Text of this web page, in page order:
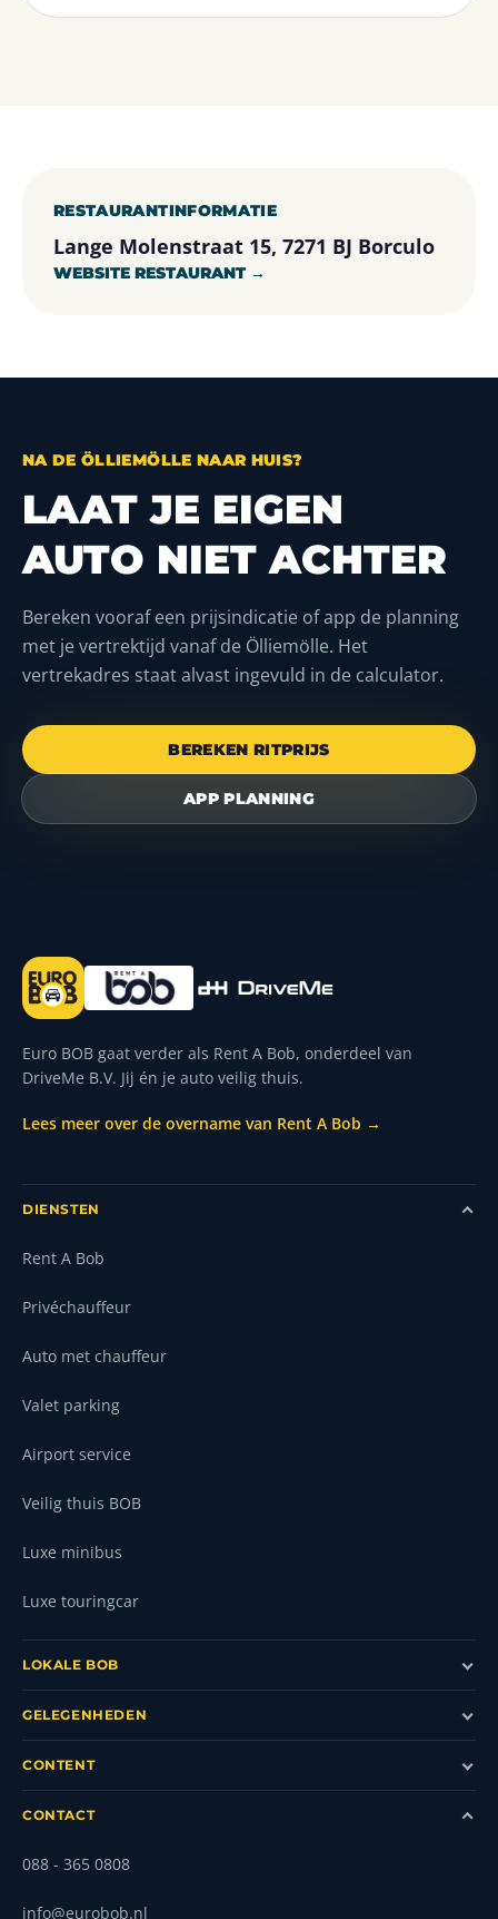
RESTAURANTINFORMATIE
Lange Molenstraat 15, 7271 BJ Borculo
WEBSITE RESTAURANT →
NA DE ÖLLIEMÖLLE NAAR HUIS?
LAAT JE EIGEN
AUTO NIET ACHTER
Bereken vooraf een prijsindicatie of app de planning
met je vertrektijd vanaf de Ölliemölle. Het
vertrekadres staat alvast ingevuld in de calculator.
BEREKEN RITPRIJS
APP PLANNING
Euro BOB gaat verder als Rent A Bob, onderdeel van
DriveMe B.V. Jij én je auto veilig thuis.
Lees meer over de overname van Rent A Bob →
DIENSTEN
Rent A Bob
Privéchauffeur
Auto met chauffeur
Valet parking
Airport service
Veilig thuis BOB
Luxe minibus
Luxe touringcar
LOKALE BOB
GELEGENHEDEN
CONTENT
CONTACT
088 - 365 0808
info@eurobob.nl